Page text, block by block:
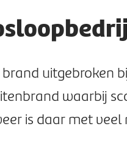
brand uitgebroken
waarbij
is daar met